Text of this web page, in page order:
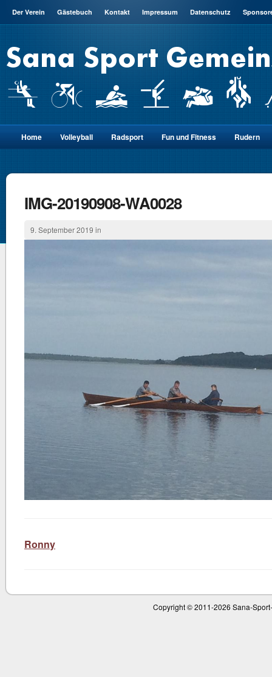
Der Verein Gästebuch Kontakt Impressum Datenschutz
Home Volleyball Radsport Fun und Fitness Rudern
IMG-20190908-WA0028
9. September 2019 in
Ronny
Copyright © 2011-2026 Sana-